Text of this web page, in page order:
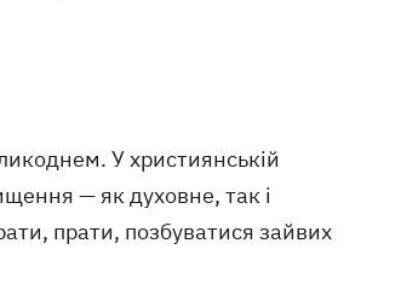
У християнській
— як духовне, так і
прати, позбуватися зайвих